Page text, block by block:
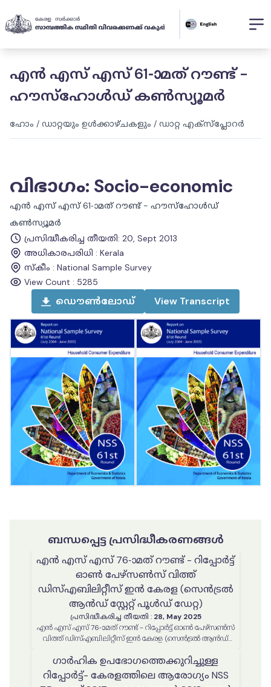
എൻ എസ് എസ് 61-ാമത് റൗണ്ട് -
ഹൗസ്ഹോൾഡ്‌ കൺസ്യൂമർ
ഹോം / ഡാറ്റയും ഉൾക്കാഴ്ചകളും / ഡാറ്റ എക്സ്പ്ലോറർ
വിഭാഗം: Socio-economic
എൻ എസ് എസ് 61-ാമത് റൗണ്ട് - ഹൗസ്ഹോൾഡ്‌
കൺസ്യൂമർ
പ്രസിദ്ധീകരിച്ച തീയതി: 20, Sept 2013
അധികാരപരിധി : Kerala
സ്കീം : National Sample Survey
View Count : 5285
ഡൌൺലോഡ് View Transcript
ബന്ധപ്പെട്ട പ്രസിദ്ധീകരണങ്ങൾ
എൻ എസ് എസ് 76-ാമത് റൗണ്ട് - റിപ്പോർട്ട്
ഓൺ പേഴ്സൺസ് വിത്ത്
ഡിസ്എബിലിറ്റീസ് ഇൻ കേരള (സെൻട്രൽ
ആൻഡ് സ്റ്റേറ്റ് പൂൾഡ് ഡേറ്റ)
പ്രസിദ്ധീകരിച്ച തീയതി : 28, May 2025
എൻ എസ് എസ് 76-ാമത് റൗണ്ട് - റിപ്പോർട്ട് ഓൺ പേഴ്സൺസ്
വിത്ത് ഡിസ്എബിലിറ്റീസ് ഇൻ കേരള (സെൻട്രൽ ആൻഡ്
ഗാർഹിക ഉപഭോഗത്തെക്കുറിച്ചുള്ള
റിപ്പോർട്ട്- കേരളത്തിലെ ആരോഗ്യം NSS